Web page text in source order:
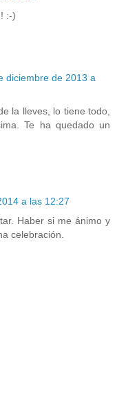
:-)
diciembre de 2013 a
la lleves, lo tiene todo,
Te ha quedado un
a las 12:27
Haber si me ánimo y
celebración.